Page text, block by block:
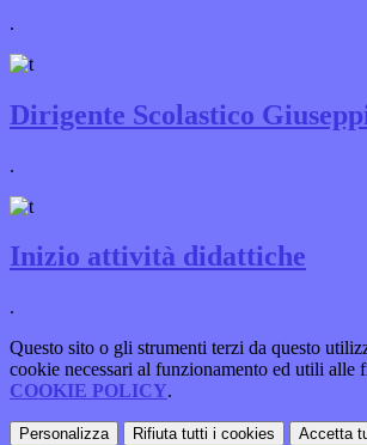
.
Dirigente Scolastico
.
Inizio attività didattiche
.
Questo sito o gli strumenti terzi da questo
cookie necessari al funzionamento ed utili alle
COOKIE POLICY.
Personalizza Rifiuta tutti i cookies Accetta